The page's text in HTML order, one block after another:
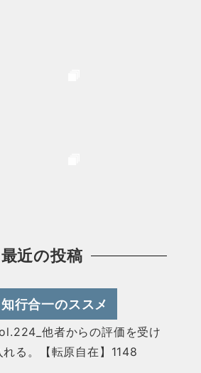
最近の投稿
知行合一のススメ
他者からの評価を受け
れる。【転原自在】1148